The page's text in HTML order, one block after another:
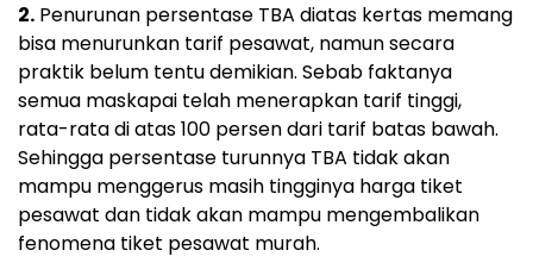
2. Penurunan persentase TBA diatas kertas memang
bisa menurunkan tarif pesawat, namun secara
praktik belum tentu demikian. Sebab faktanya
semua maskapai telah menerapkan tarif tinggi,
rata-rata di atas 100 persen dari tarif batas bawah.
Sehingga persentase turunnya TBA tidak akan
mampu menggerus masih tingginya harga tiket
pesawat dan tidak akan mampu mengembalikan
fenomena tiket pesawat murah.